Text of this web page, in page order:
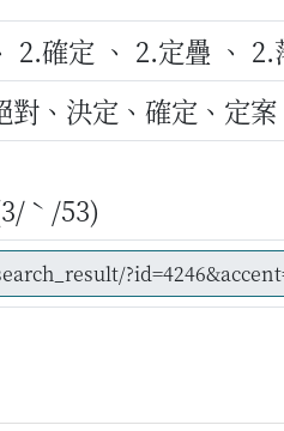
2.確定 、 2.定疊 、
對、決定、確定、定案
ˋ/53)